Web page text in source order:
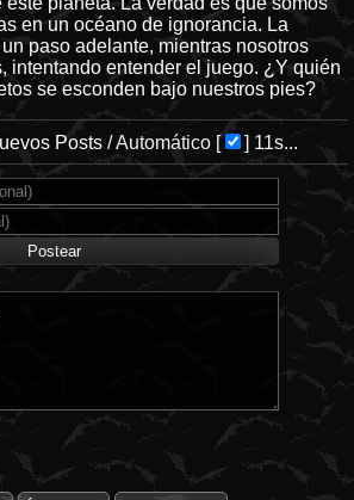
en un océano de ignorancia. La
paso adelante, mientras nosotros
intentando entender el juego. ¿Y quién
se esconden bajo nuestros pies?
Posts/Automático[ ] 11s...